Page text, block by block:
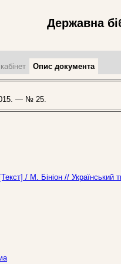
Державна
Опис документа
— № 25.
/ М. Бініон //